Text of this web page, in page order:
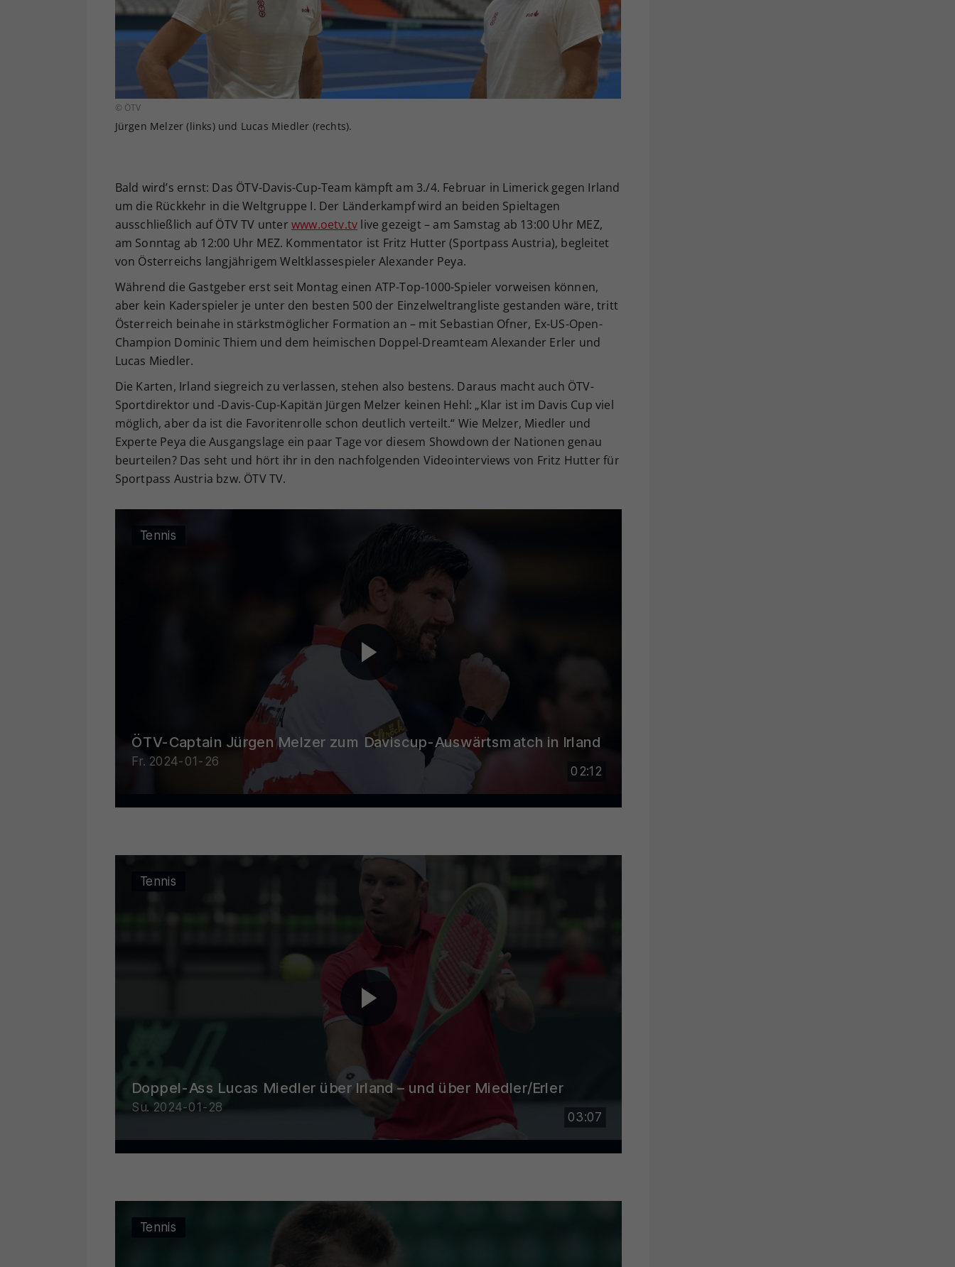
© ÖTV
Jürgen Melzer (links) und Lucas Miedler (rechts).
Bald wird’s ernst: Das ÖTV-Davis-Cup-Team kämpft am 3./4. Februar in Limerick gegen Irland
um die Rückkehr in die Weltgruppe I. Der Länderkampf wird an beiden Spieltagen
ausschließlich auf ÖTV TV unter www.oetv.tv live gezeigt – am Samstag ab 13:00 Uhr MEZ,
am Sonntag ab 12:00 Uhr MEZ. Kommentator ist Fritz Hutter (Sportpass Austria), begleitet
von Österreichs langjährigem Weltklassespieler Alexander Peya.
Während die Gastgeber erst seit Montag einen ATP-Top-1000-Spieler vorweisen können,
aber kein Kaderspieler je unter den besten 500 der Einzelweltrangliste gestanden wäre, tritt
Österreich beinahe in stärkstmöglicher Formation an – mit Sebastian Ofner, Ex-US-Open-
Champion Dominic Thiem und dem heimischen Doppel-Dreamteam Alexander Erler und
Lucas Miedler.
Die Karten, Irland siegreich zu verlassen, stehen also bestens. Daraus macht auch ÖTV-
Sportdirektor und -Davis-Cup-Kapitän Jürgen Melzer keinen Hehl: „Klar ist im Davis Cup viel
möglich, aber da ist die Favoritenrolle schon deutlich verteilt.“ Wie Melzer, Miedler und
Experte Peya die Ausgangslage ein paar Tage vor diesem Showdown der Nationen genau
beurteilen? Das seht und hört ihr in den nachfolgenden Videointerviews von Fritz Hutter für
Sportpass Austria bzw. ÖTV TV.
Ihrer vorgenommen Einstellungen, falls der
Webseiten-Betreiber dies eingestellt hat.